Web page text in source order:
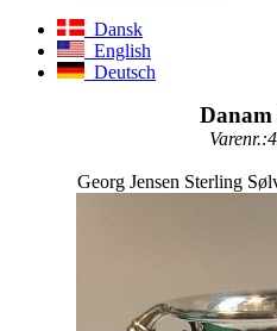
Dansk
English
Deutsch
Georg Jensen Sterling